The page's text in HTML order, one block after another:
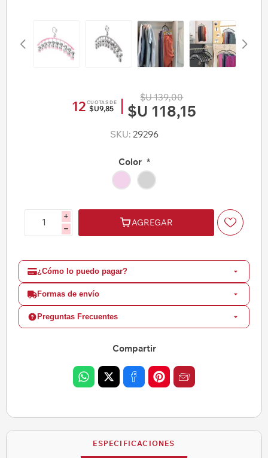
12 CUOTAS DE
$U9,85
$U 139,00
$U 118,15
SKU: 29296
Color *
i
h
AGREGAR
¿Cómo lo puedo pagar?
Formas de envío
Preguntas Frecuentes
Compartir
ESPECIFICACIONES